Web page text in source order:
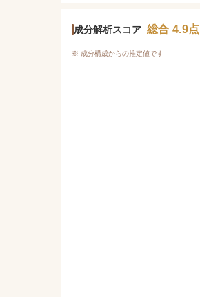
成分解析スコア 総合 4.9点
※ 成分構成からの推定値です